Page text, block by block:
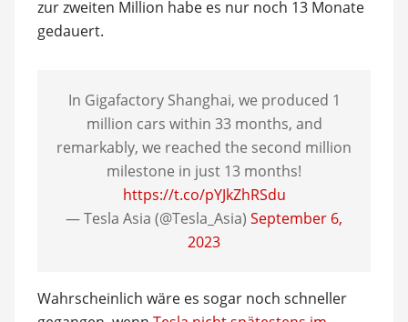
zur zweiten Million habe es nur noch 13 Monate
gedauert.
In Gigafactory Shanghai, we produced 1
million cars within 33 months, and
remarkably, we reached the second million
milestone in just 13 months!
https://t.co/pYJkZhRSdu
— Tesla Asia (@Tesla_Asia) September 6,
2023
Wahrscheinlich wäre es sogar noch schneller